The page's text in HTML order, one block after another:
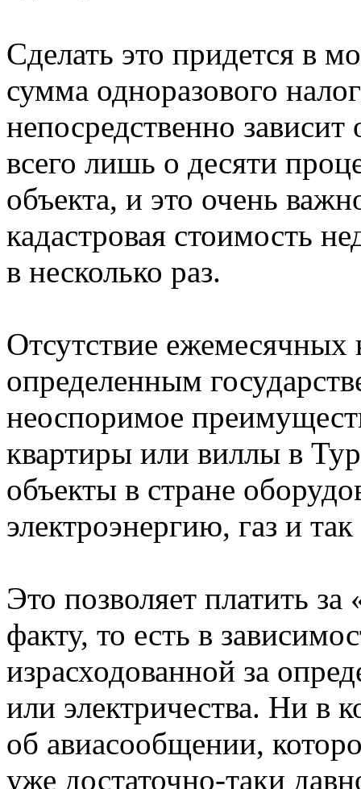
Сделать это придется в
сумма одноразового
непосредственно
всего лишь о десяти
объекта, и это очень
кадастровая стоимость
в несколько раз.
Отсутствие
определенным
неоспоримое
квартиры или виллы в
объекты в стране
электроэнергию, газ и так
Это позволяет платить
факту, то есть в
израсходованной за
или электричества. Ни в
об авиасообщении,
уже достаточно-таки